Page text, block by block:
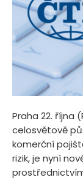
Praha 22. října
celosvětově
komerční
rizik, je nyní